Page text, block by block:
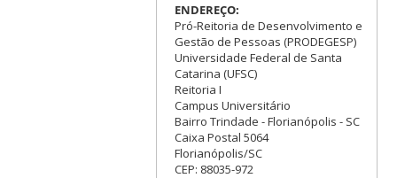
ENDEREÇO:
Pró-Reitoria de Desenvolvimento e
Gestão de Pessoas (PRODEGESP)
Universidade Federal de Santa
Catarina (UFSC)
Reitoria I
Campus Universitário
Bairro Trindade - Florianópolis - SC
Caixa Postal 5064
Florianópolis/SC
CEP: 88035-972